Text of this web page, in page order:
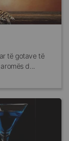
të gotave të
d...